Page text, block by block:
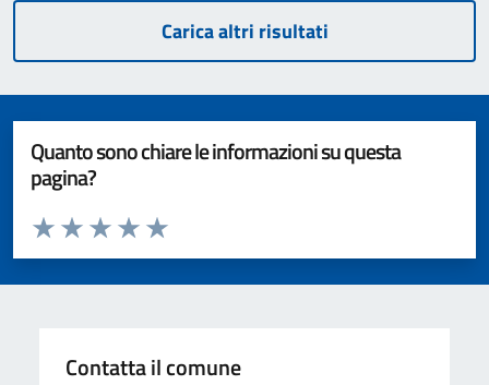
Carica altri risultati
Quanto sono chiare le informazioni su questa
pagina?
Valuta da 1 a 5 stelle la pagina
Valuta 5 stelle su 5
Valuta 4 stelle su 5
Valuta 3 stelle su 5
Valuta 2 stelle su 5
Valuta 1 stelle su 5
Contatta il comune